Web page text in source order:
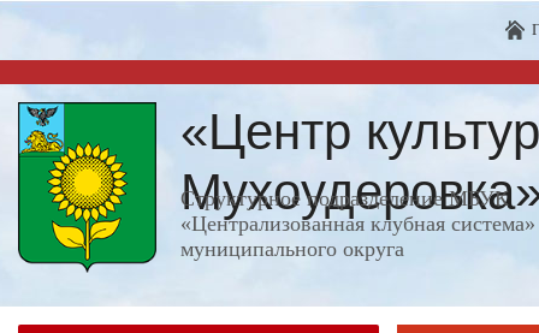
«Центр
Структурное подразделение МБУК
«Централизованная клубная
муниципального округа